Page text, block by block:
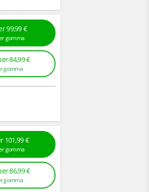
99,99 €
gomma
84,99 €
gomma
101,99 €
gomma
86,99 €
gomma